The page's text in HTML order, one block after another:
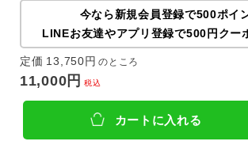
今なら新規会員登録で500ポイ
LINEお友達やアプリ登録で500円クー
定価 13,750 のところ
11,000 税込
カートに入れる